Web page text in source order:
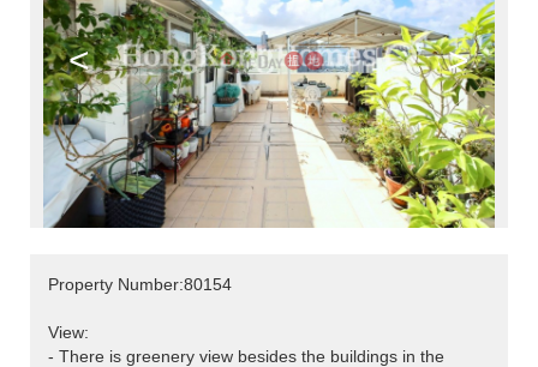
< >
Property Number:80154
View:
- There is greenery view besides the buildings in the